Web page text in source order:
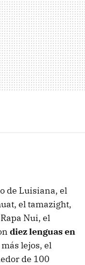
de Luisiana, el
el tamazight,
Nui, el
diez lenguas en
lejos, el
de 100